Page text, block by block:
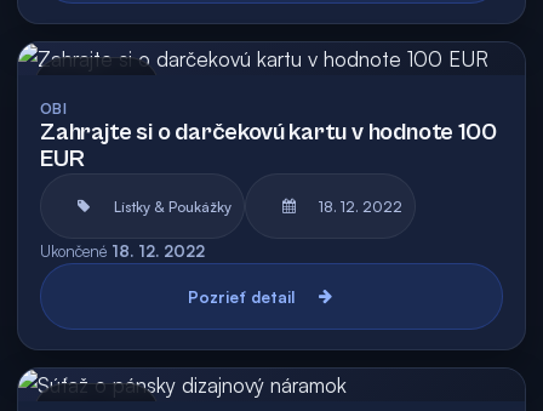
OBI
Zahrajte si o darčekovú kartu v hodnote 100
EUR
Lístky & Poukážky 18. 12. 2022
Ukončené 18. 12. 2022
Pozrieť detail